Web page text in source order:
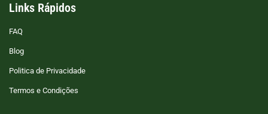
Links Rápidos
FAQ
Blog
Politica de Privacidade
Termos e Condições